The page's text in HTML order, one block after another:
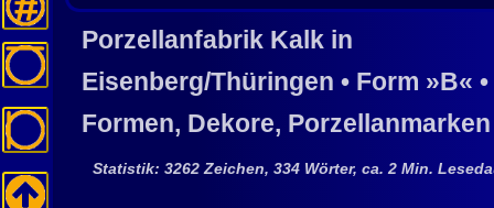
Porzellanfabrik Kalkin
Eisenberg/Thüringen • Form »B« •
Formen, Dekore, Porzellanmarken
Statistik: 3262 Zeichen, 334 Wörter, ca. 2 Min.